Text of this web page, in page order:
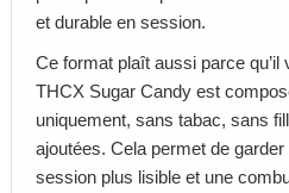
et durable en session.
Ce format plaît aussi parce
THCX Sugar Candy est
uniquement, sans tabac, sans
ajoutées. Cela permet de
session plus lisible et une